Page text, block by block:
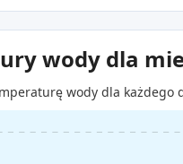
wody dla
wody dla